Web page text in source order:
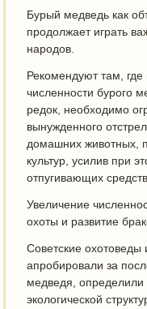
Бурый медведь как
продолжает играть
народов.
Рекомендуют там,
численности бурого
редок, необходимо
вынужденного
домашних животных,
культур, усилив при
отпугивающих
Увеличение
охоты и развитие
Советские охотоведы
апробировали за
медведя,
экологической